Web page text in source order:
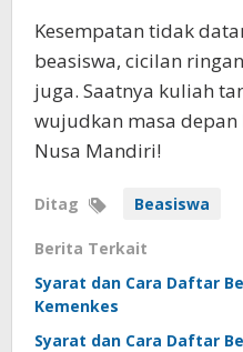
Kesempatan tidak
beasiswa, cicilan
juga. Saatnya kuliah
wujudkan masa
Nusa Mandiri!
Ditag Beasiswa
Berita Terkait
Syarat dan Cara Daftar
Kemenkes
Syarat dan Cara Daftar